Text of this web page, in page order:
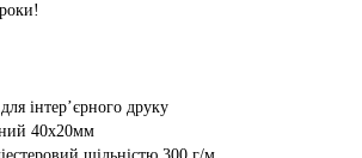
інтер’єрного друку
40х20мм